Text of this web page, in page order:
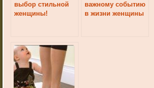
выбор стильной
женщины!
важному событию
в жизни женщины